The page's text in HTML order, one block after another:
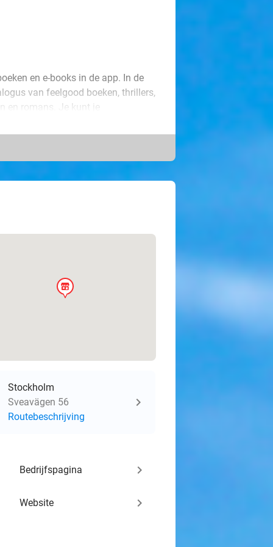
en e-books in de app. In de
van feelgood boeken, thrillers,
en romans. Je kunt je
toegang tot BookBeat en luister
Je kunt de boeken zowel
store
Stockholm
Sveavägen 56
Routebeschrijving
Bedrijfspagina keyboard_arrow_right
Website keyboard_arrow_right